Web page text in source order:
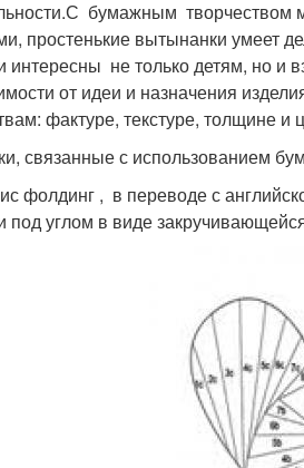
бумажным
простенькие вытынанки умеет
интересны не только детям, но и
от идеи и назначения
фактуре, текстуре, толщине и
связанные с использованием
фолдинг , в переводе с
под углом в виде